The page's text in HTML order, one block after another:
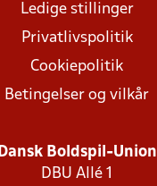
Ledige stillinger
Privatlivspolitik
Cookiepolitik
Betingelser og vilkår
Dansk Boldspil-Union
DBU Allé 1